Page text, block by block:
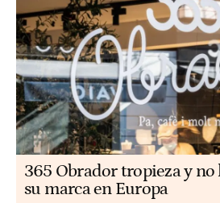
365 Obrador tropieza y
su marca en Europa